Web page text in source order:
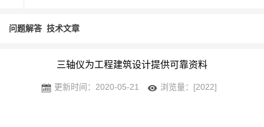
问题解答 技术文章
三轴仪为工程建筑设计提供可靠资料
更新时间：2020-05-21 浏览量：[2022]